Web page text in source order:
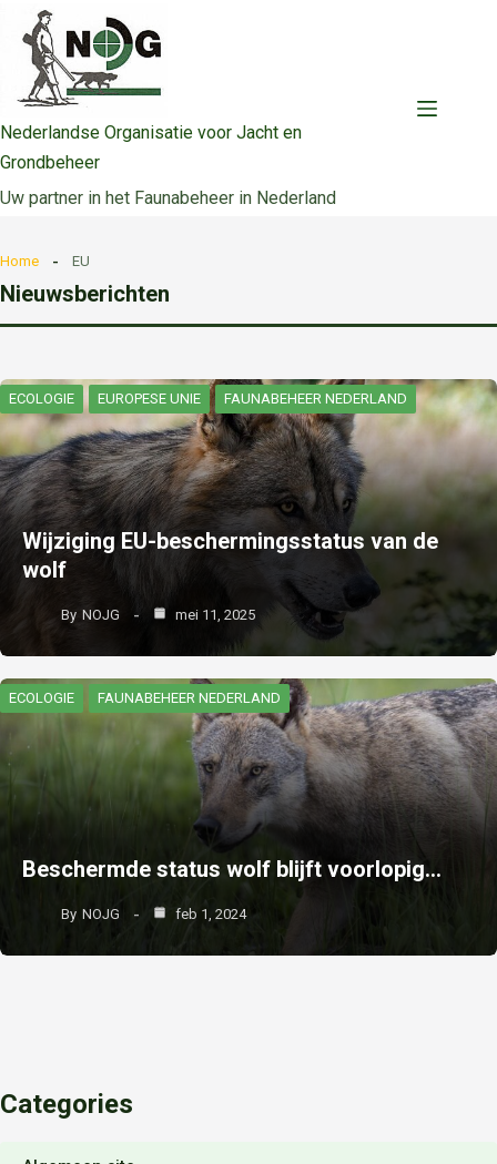
naar
inhoud
Nederlandse Organisatie voor Jacht en
Grondbeheer
Uw partner in het Faunabeheer in Nederland
Home EU
Nieuwsberichten
ECOLOGIE EUROPESE UNIE FAUNABEHEER NEDERLAND
Wijziging EU-beschermingsstatus van de
wolf
By NOJG mei 11, 2025
ECOLOGIE FAUNABEHEER NEDERLAND
Beschermde status wolf blijft voorlopig…
By NOJG feb 1, 2024
Categories